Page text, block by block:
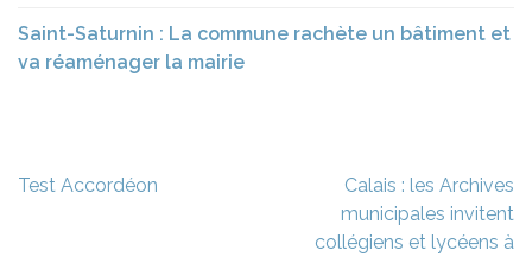
Saint-Saturnin : La commune rachète un bâtiment et
va réaménager la mairie
Navigation
Test Accordéon
Calais : les Archives
municipales invitent
collégiens et lycéens à